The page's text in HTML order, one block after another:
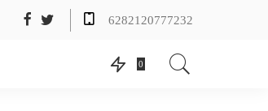
6282120777232
0